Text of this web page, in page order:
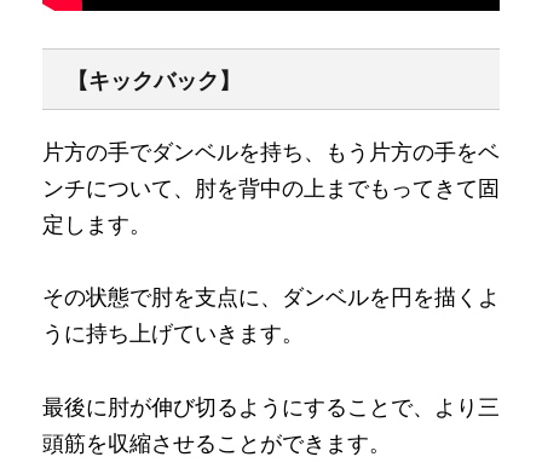
【キックバック】
片方の手でダンベルを持ち、もう片方の手をベ
ンチについて、肘を背中の上までもってきて固
定します。
その状態で肘を支点に、ダンベルを円を描くよ
うに持ち上げていきます。
最後に肘が伸び切るようにすることで、より三
頭筋を収縮させることができます。